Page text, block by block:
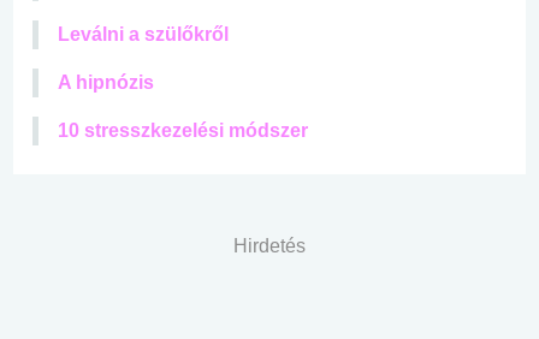
Leválni a szülőkről
A hipnózis
10 stresszkezelési módszer
Hirdetés